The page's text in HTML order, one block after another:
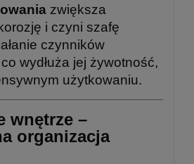
zwiększa
i czyni szafę
czynników
wydłuża jej żywotność,
użytkowaniu.
wnętrze –
organizacja